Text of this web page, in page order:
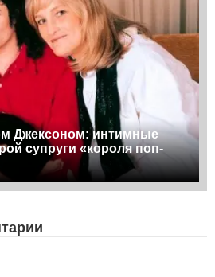
Джексоном: интимные
супруги «короля поп-